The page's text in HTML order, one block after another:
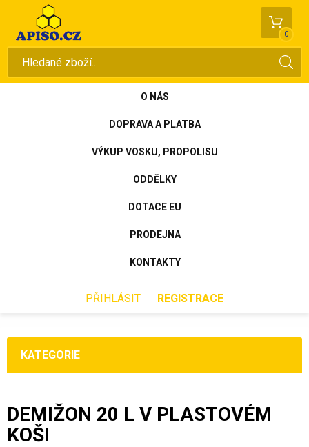
0
O NÁS
DOPRAVA A PLATBA
VÝKUP VOSKU, PROPOLISU
ODDĚLKY
DOTACE EU
PRODEJNA
KONTAKTY
PŘIHLÁSIT REGISTRACE
KATEGORIE
DEMIŽON 20 L V PLASTOVÉM
KOŠI